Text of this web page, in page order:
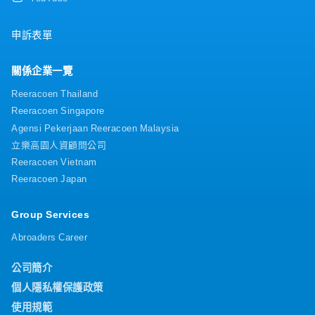
申訴表單
關係企業一覽
Reeracoen Thailand
Reeracoen Singapore
Agensi Pekerjaan Reeracoen Malaysia
立樂高園人資顧問公司
Reeracoen Vietnam
Reeracoen Japan
Group Services
Abroaders Career
公司簡介
個人隱私權保護政策
使用規範